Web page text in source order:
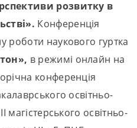
розвитку в
Конференція
роботи наукового гуртка
в режимі онлайн на
конференція
освітньо-
магістерського освітньо-